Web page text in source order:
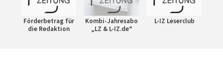
Förderbetrag für
die Redaktion
Kombi-Jahresabo
„LZ & L-IZ.de“
L-IZ Leserclub